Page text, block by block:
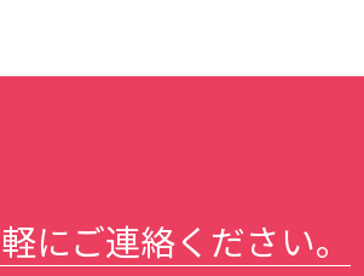
にご連絡ください。